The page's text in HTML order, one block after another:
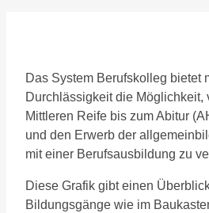
Das System Berufskolleg bietet
Durchlässigkeit die Möglichkeit,
Mittleren Reife bis zum Abitur
und den Erwerb der
mit einer Berufsausbildung zu
Diese Grafik gibt einen
Bildungsgänge wie im